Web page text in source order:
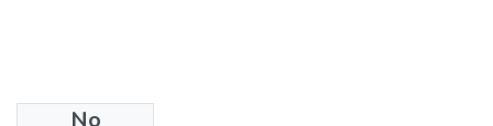
No